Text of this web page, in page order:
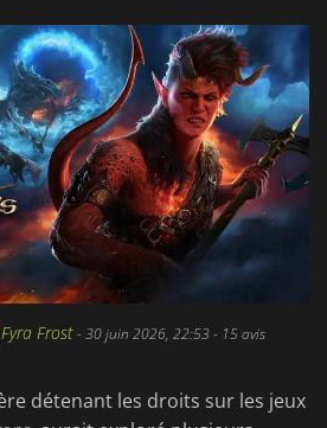
Fyra Frost-30 juin 2026, 22:53- 15 avis
détenant les droits sur les jeux